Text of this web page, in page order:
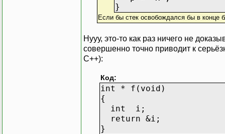
}
Если бы стек освобождался бы в конце
Нууу, это-то как раз ничего не
совершенно точно приводит к
C++):
Код:
int * f(void)
{
int i;
return &i;
}